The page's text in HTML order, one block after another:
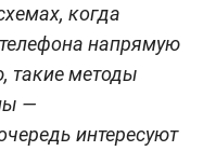
когда
напрямую
такие методы
—
интересуют